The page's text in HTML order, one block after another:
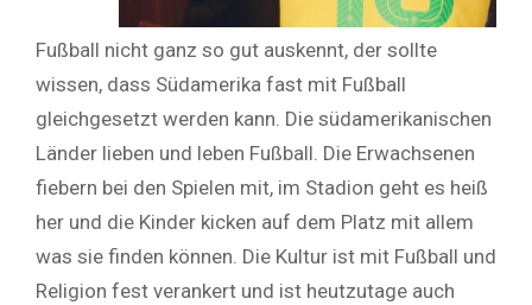
Fußball nicht ganz so gut auskennt, der sollte
wissen, dass Südamerika fast mit Fußball
gleichgesetzt werden kann. Die südamerikanischen
Länder lieben und leben Fußball. Die Erwachsenen
fiebern bei den Spielen mit, im Stadion geht es heiß
her und die Kinder kicken auf dem Platz mit allem
was sie finden können. Die Kultur ist mit Fußball und
Religion fest verankert und ist heutzutage auch